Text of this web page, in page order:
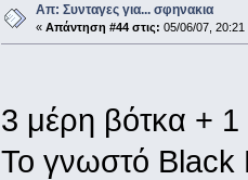
Απ: Συνταγες για... σφηνακια
« Απάντηση #44 στις: 05/06/07, 20:21
3 μέρη βότκα +
Το γνωστό Black